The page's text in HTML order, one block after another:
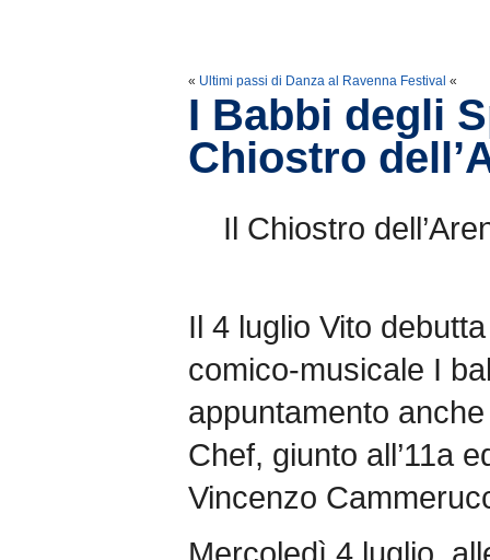
« Ultimi passi di Danza al Ravenna Festival «
I Babbi degli
Chiostro
Il Chiostro
Il 4 luglio Vito
comico-musicale I
appuntamento
Chef, giunto all’11a
Vincenzo